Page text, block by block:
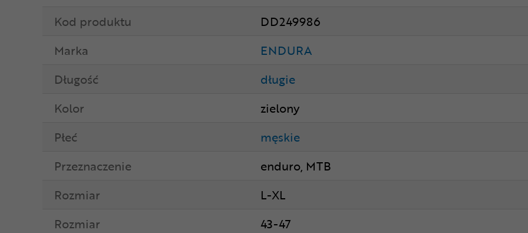
Kod produktu
DD249986
Marka
ENDURA
Długość
długie
Kolor
zielony
Płeć
męskie
Przeznaczenie
enduro, MTB
Rozmiar
L-XL
Rozmiar
43-47